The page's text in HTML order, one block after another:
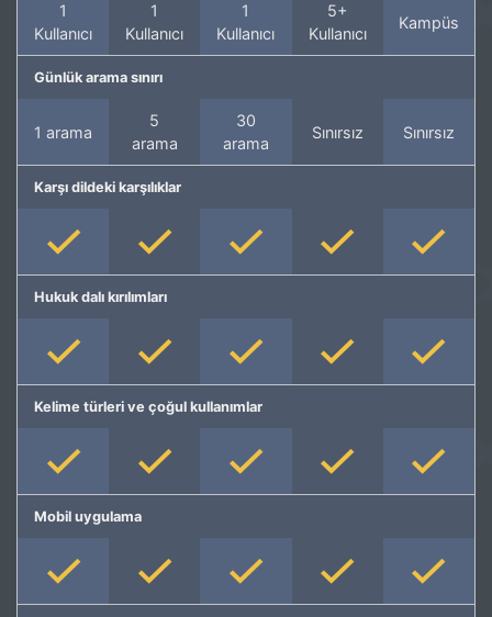
1
Kullanıcı
1
Kullanıcı
1
Kullanıcı
5+
Kullanıcı
Kampüs
Günlük arama sınırı
1 arama
5
arama
30
arama
Sınırsız Sınırsız
Karşı dildeki karşılıklar
Hukuk dalı kırılımları
Kelime türleri ve çoğul kullanımlar
Mobil uygulama